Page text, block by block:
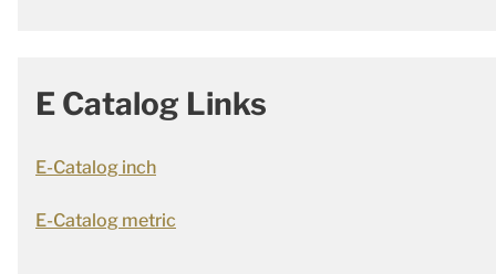
E Catalog Links
E-Catalog inch
E-Catalog metric